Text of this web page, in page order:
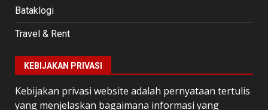
Bataklogi
Travel & Rent
KEBIJAKAN PRIVASI
Kebijakan privasi website adalah pernyataan tertulis
yang menjelaskan bagaimana informasi yang